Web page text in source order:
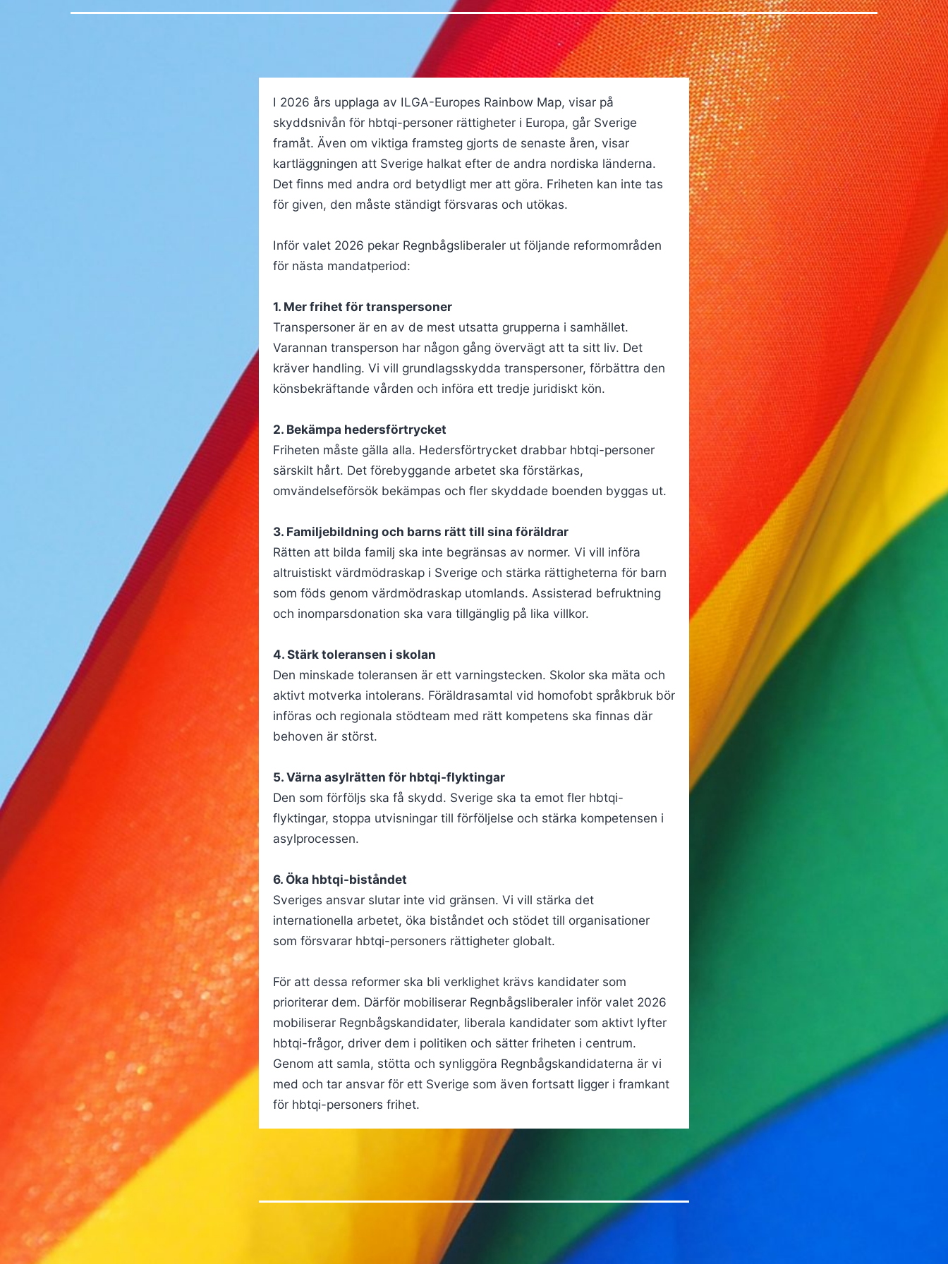
I 2026 års upplaga av ILGA-Europes Rainbow Map, visar på
skyddsnivån för hbtqi-personer rättigheter i Europa, går Sverige
framåt. Även om viktiga framsteg gjorts de senaste åren, visar
kartläggningen att Sverige halkat efter de andra nordiska länderna.
Det finns med andra ord betydligt mer att göra. Friheten kan inte tas
för given, den måste ständigt försvaras och utökas.
Inför valet 2026 pekar Regnbågsliberaler ut följande reformområden
för nästa mandatperiod:
1. Mer frihet för transpersoner
Transpersoner är en av de mest utsatta grupperna i samhället.
Varannan transperson har någon gång övervägt att ta sitt liv. Det
kräver handling. Vi vill grundlagsskydda transpersoner, förbättra den
könsbekräftande vården och införa ett tredje juridiskt kön.
2. Bekämpa hedersförtrycket
Friheten måste gälla alla. Hedersförtrycket drabbar hbtqi-personer
särskilt hårt. Det förebyggande arbetet ska förstärkas,
omvändelseförsök bekämpas och fler skyddade boenden byggas ut.
3. Familjebildning och barns rätt till sina föräldrar
Rätten att bilda familj ska inte begränsas av normer. Vi vill införa
altruistiskt värdmödraskap i Sverige och stärka rättigheterna för barn
som föds genom värdmödraskap utomlands. Assisterad befruktning
och inomparsdonation ska vara tillgänglig på lika villkor.
4. Stärk toleransen i skolan
Den minskade toleransen är ett varningstecken. Skolor ska mäta och
aktivt motverka intolerans. Föräldrasamtal vid homofobt språkbruk bör
införas och regionala stödteam med rätt kompetens ska finnas där
behoven är störst.
5. Värna asylrätten för hbtqi-flyktingar
Den som förföljs ska få skydd. Sverige ska ta emot fler hbtqi-
flyktingar, stoppa utvisningar till förföljelse och stärka kompetensen i
asylprocessen.
6. Öka hbtqi-biståndet
Sveriges ansvar slutar inte vid gränsen. Vi vill stärka det
internationella arbetet, öka biståndet och stödet till organisationer
som försvarar hbtqi-personers rättigheter globalt.
För att dessa reformer ska bli verklighet krävs kandidater som
prioriterar dem. Därför mobiliserar Regnbågsliberaler inför valet 2026
mobiliserar Regnbågskandidater, liberala kandidater som aktivt lyfter
hbtqi-frågor, driver dem i politiken och sätter friheten i centrum.
Genom att samla, stötta och synliggöra Regnbågskandidaterna är vi
med och tar ansvar för ett Sverige som även fortsatt ligger i framkant
för hbtqi-personers frihet.